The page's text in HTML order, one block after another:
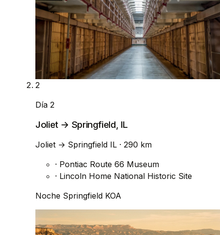
2
Día 2
Joliet → Springfield, IL
Joliet → Springfield IL · 290 km
· Pontiac Route 66 Museum
· Lincoln Home National Historic Site
Noche Springfield KOA